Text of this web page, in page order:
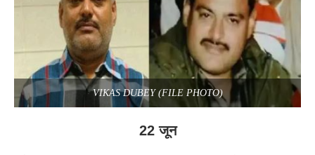
VIKAS DUBEY (FILE PHOTO)
22 जून